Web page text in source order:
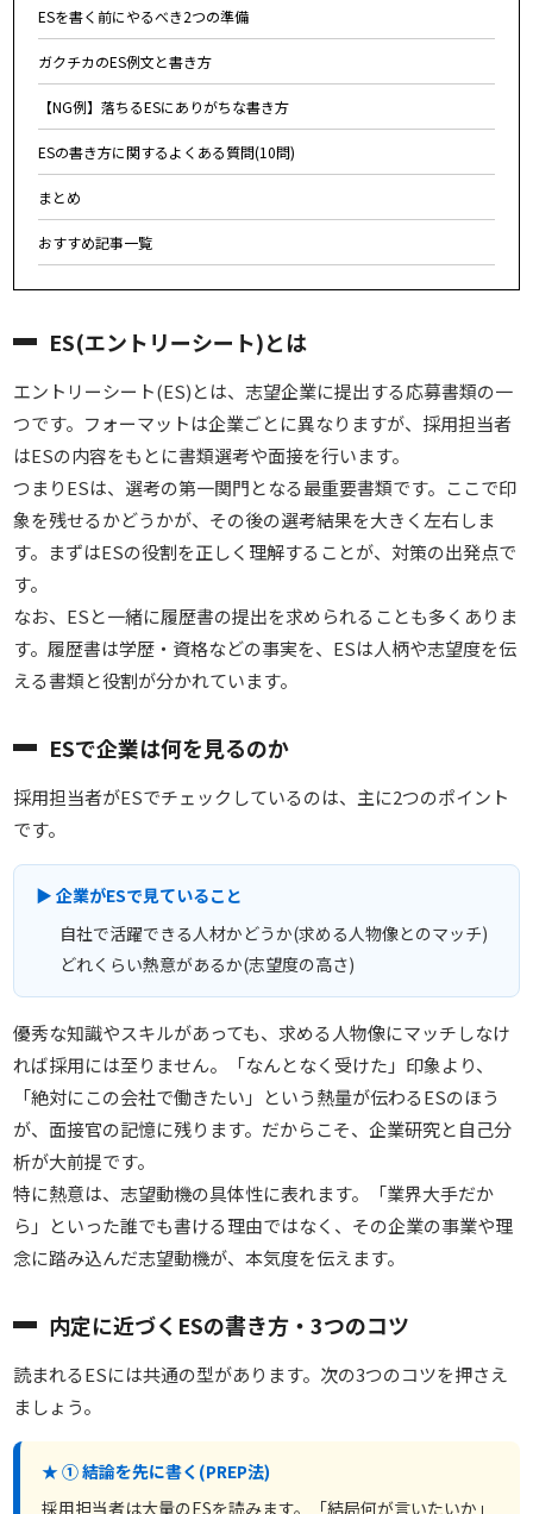
ESを書く前にやるべき2つの準備
ガクチカのES例文と書き方
【NG例】落ちるESにありがちな書き方
ESの書き方に関するよくある質問(10問)
まとめ
おすすめ記事一覧
ES(エントリーシート)とは
エントリーシート(ES)とは、志望企業に提出する応募書類の一
つです。フォーマットは企業ごとに異なりますが、採用担当者
はESの内容をもとに書類選考や面接を行います。
つまりESは、選考の第一関門となる最重要書類です。ここで印
象を残せるかどうかが、その後の選考結果を大きく左右しま
す。まずはESの役割を正しく理解することが、対策の出発点で
す。
なお、ESと一緒に履歴書の提出を求められることも多くありま
す。履歴書は学歴・資格などの事実を、ESは人柄や志望度を伝
える書類と役割が分かれています。
ESで企業は何を見るのか
採用担当者がESでチェックしているのは、主に2つのポイント
です。
▶ 企業がESで見ていること
自社で活躍できる人材かどうか(求める人物像とのマッチ)
どれくらい熱意があるか(志望度の高さ)
優秀な知識やスキルがあっても、求める人物像にマッチしなけ
れば採用には至りません。「なんとなく受けた」印象より、
「絶対にこの会社で働きたい」という熱量が伝わるESのほう
が、面接官の記憶に残ります。だからこそ、企業研究と自己分
析が大前提です。
特に熱意は、志望動機の具体性に表れます。「業界大手だか
ら」といった誰でも書ける理由ではなく、その企業の事業や理
念に踏み込んだ志望動機が、本気度を伝えます。
内定に近づくESの書き方・3つのコツ
読まれるESには共通の型があります。次の3つのコツを押さえ
ましょう。
★ ① 結論を先に書く(PREP法)
採用担当者は大量のESを読みます。「結局何が言いたいか」